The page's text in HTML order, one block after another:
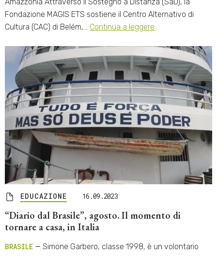
Fondazione MAGIS ETS sostiene il Centro Alternativo di
Cultura (CAC) di Belém,… Continua a leggere
EDUCAZIONE 16.09.2023
“Diario dal Brasile”, agosto. Il momento di
tornare a casa, in Italia
BRASILE — Simone Garbero, classe 1998, è un volontario